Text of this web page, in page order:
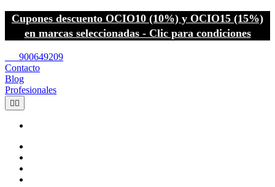
Cupones descuento OCIO10 (10%) y OCIO15 (15%)
en marcas seleccionadas - Clic para condiciones
900649209
Contacto
Blog
Profesionales
 